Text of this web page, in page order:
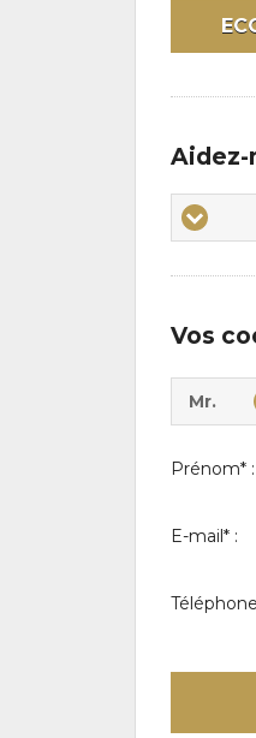
Aidez-
Vos
centres
Vos
Civilité* :
Mr.
Nom* :
Prénom* :
E-mail* :